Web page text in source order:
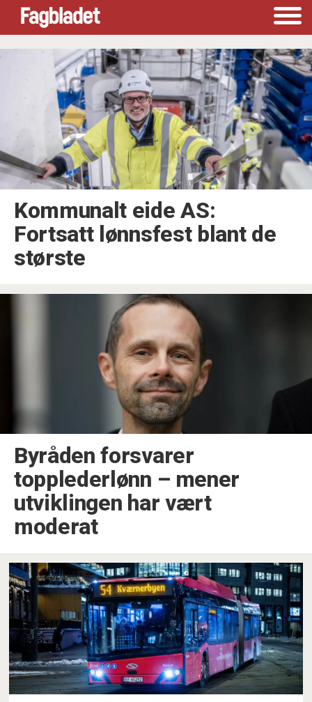
lønn2019
Kommunalt eide AS:
Fortsatt lønnsfest blant de
største
Byråden forsvarer
topplederlønn –⁠ mener
utviklingen har vært
moderat